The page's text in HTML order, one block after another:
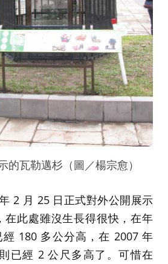
的瓦勒邁杉（圖／楊宗愈）
2 月 25 日正式對外公開展示
在此處雖沒生長得很快，在年
180 多公分高，在 2007 年
已經 2 公尺多高了。可惜在